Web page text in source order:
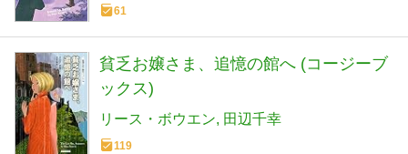
61
貧乏お嬢さま、追憶の館へ (コージーブ
ックス)
リース・ボウエン 田辺千幸
119